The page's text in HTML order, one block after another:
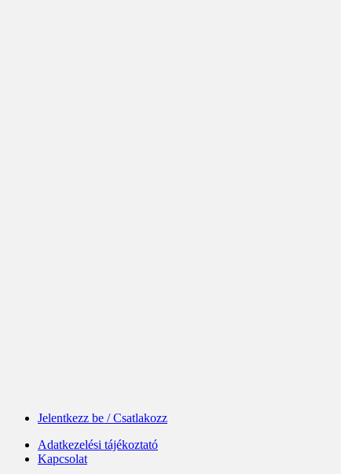
Jelentkezz be / Csatlakozz
Adatkezelési tájékoztató
Kapcsolat